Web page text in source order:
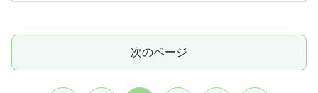
次のページ